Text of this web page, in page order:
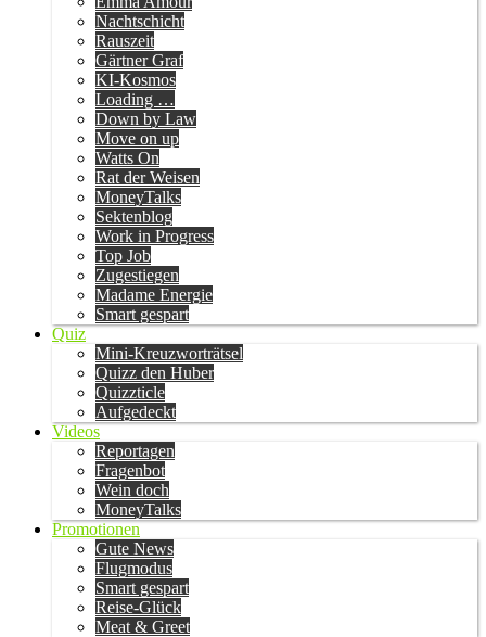
Nachtschicht
Rauszeit
Gärtner Graf
KI-Kosmos
Loading …
Down by Law
Move on up
Watts On
Rat der Weisen
MoneyTalks
Sektenblog
Work in Progress
Top Job
Zugestiegen
Madame Energie
Smart gespart
Quiz
Mini-Kreuzworträtsel
Quizz den Huber
Quizzticle
Aufgedeckt
Videos
Reportagen
Fragenbot
Wein doch
MoneyTalks
Promotionen
Gute News
Flugmodus
Smart gespart
Reise-Glück
Meat & Greet